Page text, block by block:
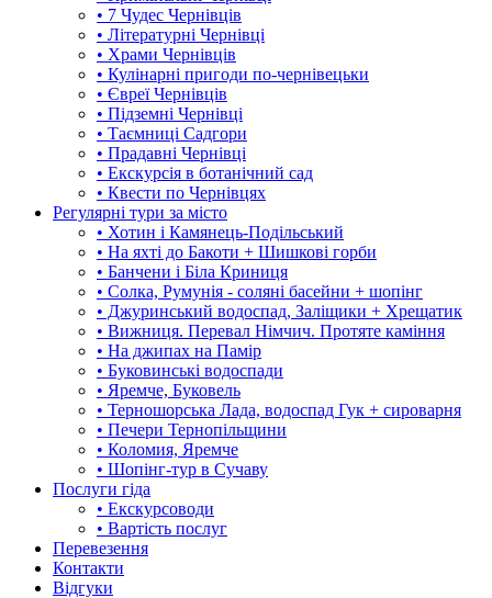
• 7 Чудес Чернівців
• Літературні Чернівці
• Храми Чернівців
• Кулінарні пригоди по-чернівецьки
• Євреї Чернівців
• Підземні Чернівці
• Таємниці Садгори
• Прадавні Чернівці
• Екскурсія в ботанічний сад
• Квести по Чернівцях
Регулярні тури за місто
• Хотин і Камянець-Подільський
• На яхті до Бакоти + Шишкові горби
• Банчени і Біла Криниця
• Солка, Румунія - соляні басейни + шопінг
• Джуринський водоспад, Заліщики + Хрещатик
• Вижниця. Перевал Німчич. Протяте каміння
• На джипах на Памір
• Буковинські водоспади
• Яремче, Буковель
• Терношорська Лада, водоспад Гук + сироварня
• Печери Тернопільщини
• Коломия, Яремче
• Шопінг-тур в Сучаву
Послуги гіда
• Екскурсоводи
• Вартість послуг
Перевезення
Контакти
Відгуки